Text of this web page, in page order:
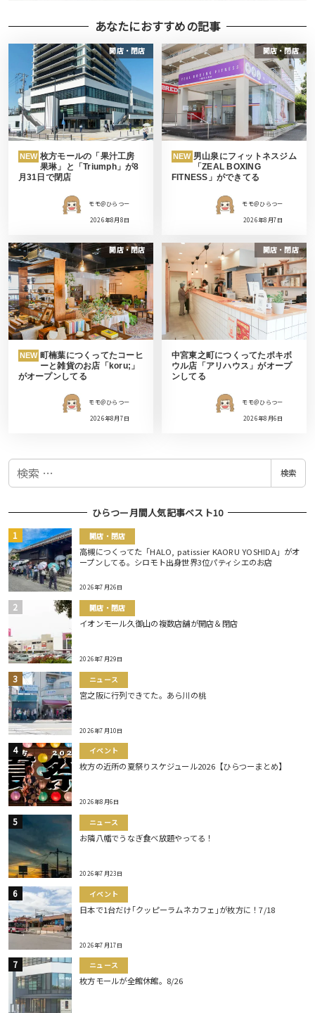
あなたにおすすめの記事
開店・閉店
NEW 枚方モールの「果汁工房
果琳」と「Triumph」が8
月31日で閉店
モモ＠ひらつー
2026年8月8日
開店・閉店
NEW 男山泉にフィットネスジム
「ZEAL BOXING
FITNESS」ができてる
モモ＠ひらつー
2026年8月7日
開店・閉店
NEW 町楠葉につくってたコーヒ
ーと雑貨のお店「koru;」
がオープンしてる
モモ＠ひらつー
2026年8月7日
開店・閉店
中宮東之町につくってたポキボ
ウル店「アリハウス」がオープ
ンしてる
モモ＠ひらつー
2026年8月6日
検
検索
ひらつー月間人気記事ベスト10
開店・閉店
高槻につくってた「HALO, patissier KAORU YOSHIDA」がオ
ープンしてる。シロモト出身世界3位パティシエのお店
2026年7月26日
開店・閉店
イオンモール久御山の複数店舗が開店＆閉店
2026年7月29日
ニュース
宮之阪に行列できてた。あら川の桃
2026年7月10日
イベント
枚方の近所の夏祭りスケジュール2026【ひらつーまとめ】
2026年8月6日
ニュース
お隣八幡でうなぎ食べ放題やってる！
2026年7月23日
イベント
日本で1台だけ｢クッピーラムネカフェ｣が枚方に！7/18
2026年7月17日
ニュース
枚方モールが全館休館。8/26